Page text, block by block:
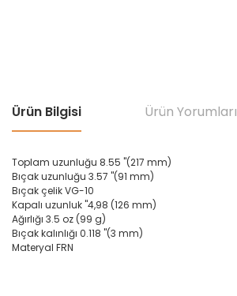
Ürün Bilgisi Ürün Yorumları
Toplam uzunluğu 8.55 "(217 mm)
Bıçak uzunluğu 3.57 "(91 mm)
Bıçak çelikVG-10
Kapalı uzunluk"4,98 (126 mm)
Ağırlığı 3.5 oz (99 g)
Bıçakkalınlığı 0.118 "(3 mm)
Materyal FRN